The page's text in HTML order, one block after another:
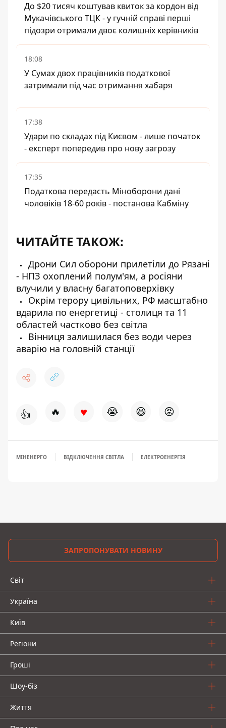
До $20 тисяч коштував квиток за кордон від
Мукачівського ТЦК - у гучній справі перші
підозри отримали двоє колишніх керівників
18:08
У Сумах двох працівників податкової
затримали під час отримання хабаря
17:38
Удари по складах під Києвом - лише початок
- експерт попередив про нову загрозу
17:35
Податкова передасть Міноборони дані
чоловіків 18-60 років - постанова Кабміну
ЧИТАЙТЕ ТАКОЖ:
Дрони Сил оборони прилетіли до Рязані
- НПЗ охоплений полум'ям, а росіяни
влучили у власну багатоповерхівку
Окрім терору цивільних, РФ масштабно
вдарила по енергетиці - столиця та 11
областей частково без світла
Вінниця залишилася без води через
аварію на головній станції
👍 🔥 ♥ 😭 😆 😡
МІНЕНЕРГО ВІДКЛЮЧЕННЯ СВІТЛА ЕЛЕКТРОЕНЕРГІЯ
ЗАПРОПОНУВАТИ НОВИНУ
Світ
Україна
Київ
Регіони
Гроші
Шоу-біз
Життя